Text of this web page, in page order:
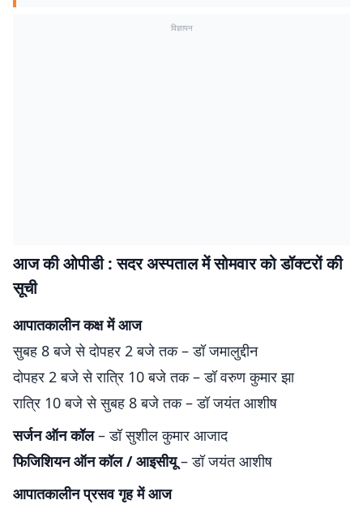
विज्ञापन
आज की ओपीडी : सदर अस्पताल में सोमवार को डॉक्टरों की
सूची
आपातकालीन कक्ष में आज
सुबह 8 बजे से दोपहर 2 बजे तक – डॉ जमालुद्दीन
दोपहर 2 बजे से रात्रि 10 बजे तक – डॉ वरुण कुमार झा
रात्रि 10 बजे से सुबह 8 बजे तक – डॉ जयंत आशीष
सर्जन ऑन कॉल– डॉ सुशील कुमार आजाद
फिजिशियन ऑन कॉल / आइसीयू– डॉ जयंत आशीष
आपातकालीन प्रसव गृह में आज